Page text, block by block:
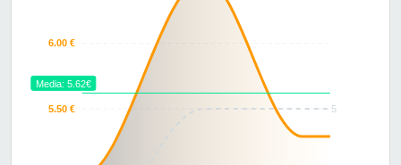
5
6.00 €
5.50 €
Media: 5.62€